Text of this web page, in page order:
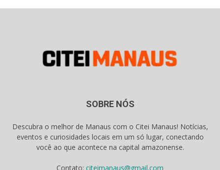
SOBRE NÓS
Descubra o melhor de Manaus com o Citei Manaus! Notícias,
eventos e curiosidades locais em um só lugar, conectando
você ao que acontece na capital amazonense.
Contato: citeimanaus@gmail.com